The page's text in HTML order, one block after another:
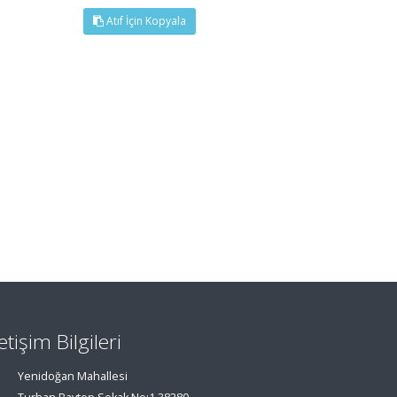
Atıf İçin Kopyala
Bilgileri
Yenidoğan Mahallesi